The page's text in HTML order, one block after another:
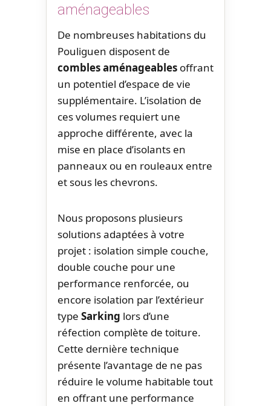
aménageables
De nombreuses habitations du
Pouliguen disposent de
combles aménageables offrant
un potentiel d’espace de vie
supplémentaire. L’isolation de
ces volumes requiert une
approche différente, avec la
mise en place d’isolants en
panneaux ou en rouleaux entre
et sous les chevrons.
Nous proposons plusieurs
solutions adaptées à votre
projet : isolation simple couche,
double couche pour une
performance renforcée, ou
encore isolation par l’extérieur
type Sarking lors d’une
réfection complète de toiture.
Cette dernière technique
présente l’avantage de ne pas
réduire le volume habitable tout
en offrant une performance